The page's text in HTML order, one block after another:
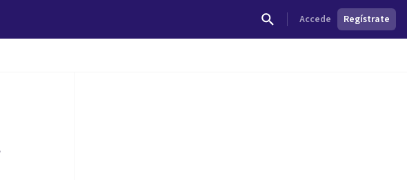
Accede Regístrate